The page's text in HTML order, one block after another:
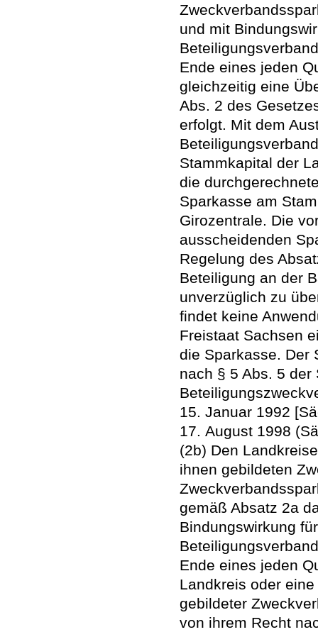
und mit
Ende eines jeden
gleichzeitig eine
Abs. 2 des
erfolgt. Mit dem
Stammkapital der
die
Sparkasse am
Girozentrale. Die
ausscheidenden
Regelung des
Beteiligung an der
unverzüglich zu
findet keine
Freistaat Sachsen
die Sparkasse. Der
nach § 5 Abs. 5 der
15. Januar 1992
17. August 1998
(2b) Den
ihnen gebildeten
gemäß Absatz 2a
Bindungswirkung
Ende eines jeden
Landkreis oder
gebildeter
von ihrem Recht